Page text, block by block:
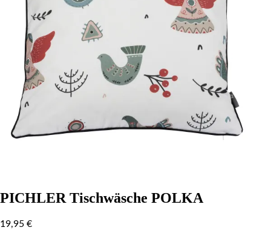
PICHLER Tischwäsche POLKA
19,95 €